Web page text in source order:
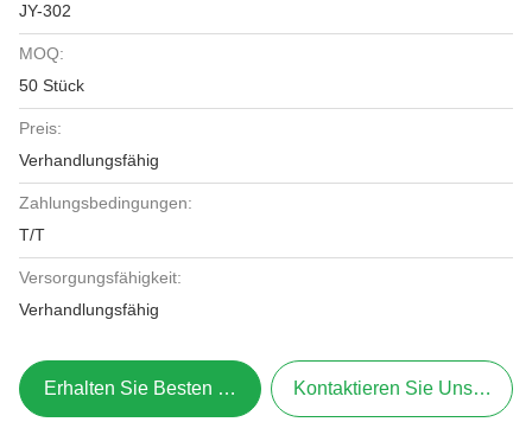
JY-302
MOQ:
50 Stück
Preis:
Verhandlungsfähig
Zahlungsbedingungen:
T/T
Versorgungsfähigkeit:
Verhandlungsfähig
Erhalten Sie Besten Preis Kontaktieren Sie Uns Jetzt